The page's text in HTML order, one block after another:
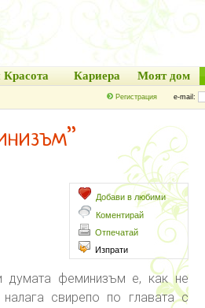
Красота Кариера Моят дом
Регистрация e-mail:
Добави в любими
Коментирай
Отпечатай
Изпрати
думата феминизъм е, как не
свирепо по главата с